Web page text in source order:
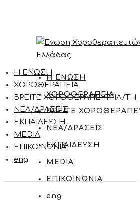
Η ΕΝΩΣΗ
ΧΟΡΟΘΕΡΑΠΕΙΑ
ΒΡΕΙΤΕ ΧΟΡΟΘΕΡΑΠΕΥΤΡΙΑ/ΤΗ
ΝΕΑ/ΔΡΑΣΕΙΣ
ΕΚΠΑΙΔΕΥΣΗ
MEDIA
ΕΠΙΚΟΙΝΩΝΙΑ
eng
Η ΕΝΩΣΗ
ΧΟΡΟΘΕΡΑΠΕΙΑ
ΒΡΕΙΤΕ
ΝΕΑ/ΔΡΑΣΕΙΣ
ΕΚΠΑΙΔΕΥΣΗ
MEDIA
ΕΠΙΚΟΙΝΩΝΙΑ
eng